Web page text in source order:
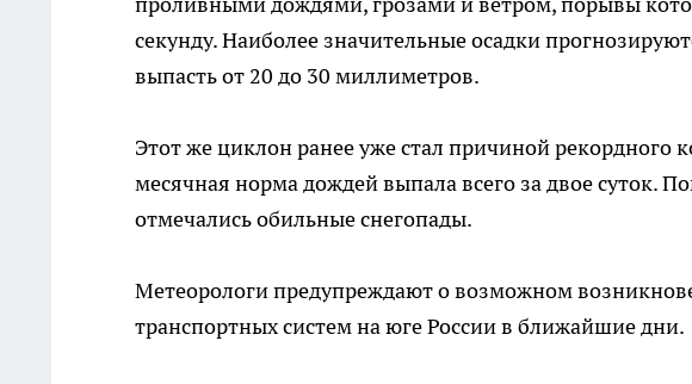
секунду. Наиболее значительные осадки
выпасть от 20 до 30 миллиметров.
Этот же циклон ранее уже стал причиной рекордного
месячная норма дождей выпала всего за двое суток.
отмечались обильные снегопады.
Метеорологи предупреждают о возможном
транспортных систем на юге России в ближайшие дни.